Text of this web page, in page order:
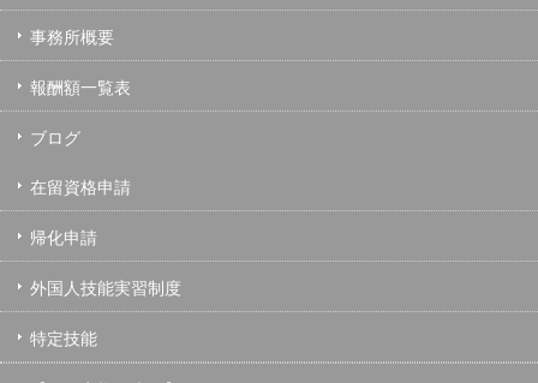
事務所概要
報酬額一覧表
ブログ
在留資格申請
帰化申請
外国人技能実習制度
特定技能